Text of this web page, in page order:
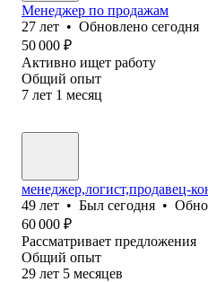
Менеджер по продажам
27 лет • Обновлено сегодня
50 000 ₽
Активно ищет работу
Общий опыт
7 лет 1 месяц
менеджер,логист,продавец-
49 лет • Был сегодня •
60 000 ₽
Рассматривает предложения
Общий опыт
29 лет 5 месяцев